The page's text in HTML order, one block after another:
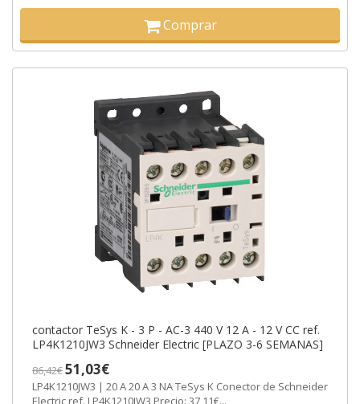
Comprar
contactor TeSys K - 3 P - AC-3 440 V 12 A - 12 V CC ref.
LP4K1210JW3 Schneider Electric [PLAZO 3-6 SEMANAS]
86,42€51,03€
LP4K1210JW3 | 20 A 20 A 3 NA TeSys K Conector de Schneider
Electric ref. LP4K1210JW3 Precio: 37,11€...